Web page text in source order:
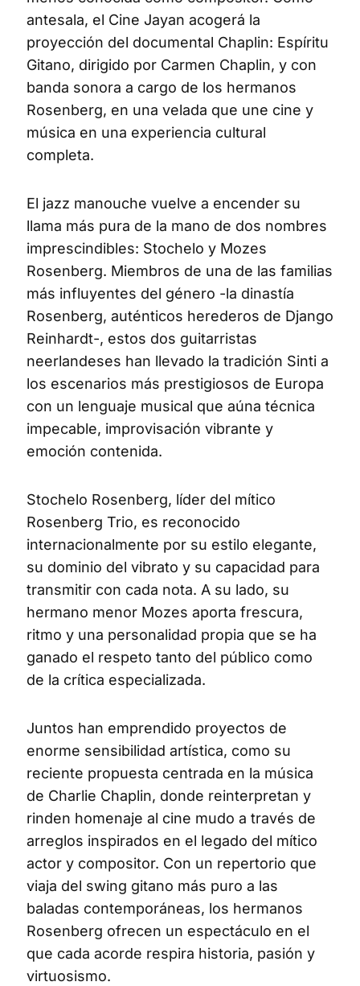
antesala, el Cine Jayan acogerá la
proyección del documental Chaplin: Espíritu
Gitano, dirigido por Carmen Chaplin, y con
banda sonora a cargo de los hermanos
Rosenberg, en una velada que une cine y
música en una experiencia cultural
completa.
El jazz manouche vuelve a encender su
llama más pura de la mano de dos nombres
imprescindibles: Stochelo y Mozes
Rosenberg. Miembros de una de las familias
más influyentes del género -la dinastía
Rosenberg, auténticos herederos de Django
Reinhardt-, estos dos guitarristas
neerlandeses han llevado la tradición Sinti a
los escenarios más prestigiosos de Europa
con un lenguaje musical que aúna técnica
impecable, improvisación vibrante y
emoción contenida.
Stochelo Rosenberg, líder del mítico
Rosenberg Trio, es reconocido
internacionalmente por su estilo elegante,
su dominio del vibrato y su capacidad para
transmitir con cada nota. A su lado, su
hermano menor Mozes aporta frescura,
ritmo y una personalidad propia que se ha
ganado el respeto tanto del público como
de la crítica especializada.
Juntos han emprendido proyectos de
enorme sensibilidad artística, como su
reciente propuesta centrada en la música
de Charlie Chaplin, donde reinterpretan y
rinden homenaje al cine mudo a través de
arreglos inspirados en el legado del mítico
actor y compositor. Con un repertorio que
viaja del swing gitano más puro a las
baladas contemporáneas, los hermanos
Rosenberg ofrecen un espectáculo en el
que cada acorde respira historia, pasión y
virtuosismo.